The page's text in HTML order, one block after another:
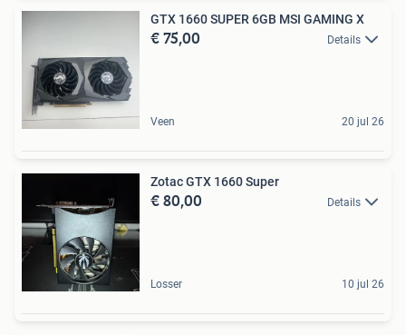
GTX 1660 SUPER 6GB MSI GAMING X
€ 75,00 Details
Veen 20 jul 26
Zotac GTX 1660 Super
€ 80,00 Details
Losser 10 jul 26